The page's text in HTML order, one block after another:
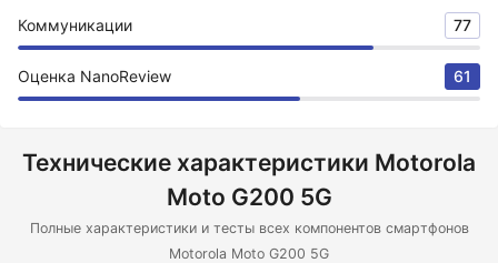
Коммуникации 77
Оценка NanoReview 61
Технические характеристики Motorola
Moto G200 5G
Полные характеристики и тесты всех компонентов смартфонов
Motorola Moto G200 5G